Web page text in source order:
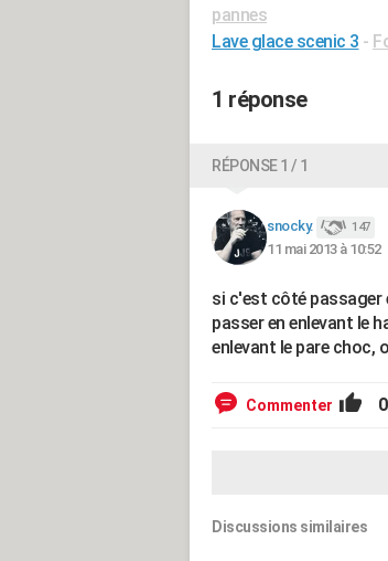
pannes
Lave glace scenic 3 -
1 réponse
RÉPONSE 1 / 1
snocky. 147
11 mai 2013 à 10:52
si c'est côté passager
passer en enlevant le
enlevant le pare choc,
Commenter 0
Discussions similaires